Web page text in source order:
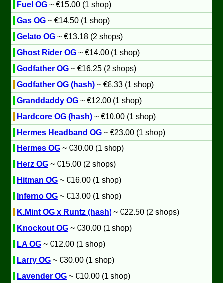
Fuel OG ~ €15.00 (1 shop)
Gas OG ~ €14.50 (1 shop)
Gelato OG ~ €13.18 (2 shops)
Ghost Rider OG ~ €14.00 (1 shop)
Godfather OG ~ €16.25 (2 shops)
Godfather OG (hash) ~ €8.33 (1 shop)
Granddaddy OG ~ €12.00 (1 shop)
Hardcore OG (hash) ~ €10.00 (1 shop)
Hermes Headband OG ~ €23.00 (1 shop)
Hermes OG ~ €30.00 (1 shop)
Herz OG ~ €15.00 (2 shops)
Hitman OG ~ €16.00 (1 shop)
Inferno OG ~ €13.00 (1 shop)
K.Mint OG x Runtz (hash) ~ €22.50 (2 shops)
Knockout OG ~ €30.00 (1 shop)
LA OG ~ €12.00 (1 shop)
Larry OG ~ €30.00 (1 shop)
Lavender OG ~ €10.00 (1 shop)